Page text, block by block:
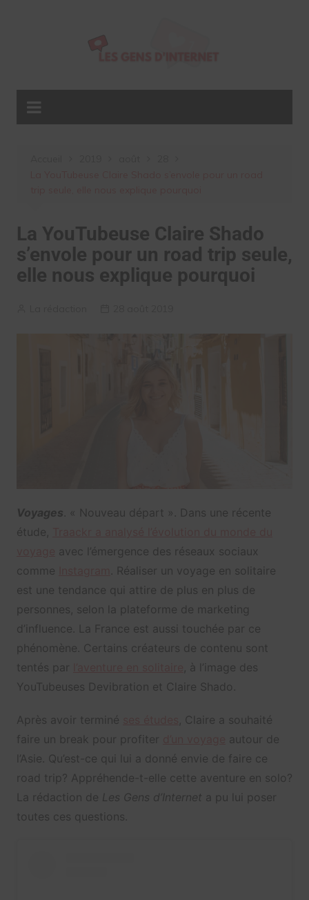
La YouTubeuse Claire Shado
s’envole pour un road trip seule,
elle nous explique pourquoi
Voyages . « Nouveau départ ». Dans une récente
étude,
avec l’émergence des réseaux sociaux
comme
. Réaliser un voyage en solitaire
est une tendance qui attire de plus en plus de
personnes, selon la plateforme de marketing
d’influence. La France est aussi touchée par ce
phénomène. Certains créateurs de contenu sont
tentés par
, à l’image des
YouTubeuses Devibration et Claire Shado.
Après avoir terminé
, Claire a souhaité
faire un break pour profiter
autour de
l’Asie. Qu’est-ce qui lui a donné envie de faire ce
road trip? Appréhende-t-elle cette aventure en solo?
La rédaction de Les Gens d’Internet a pu lui poser
toutes ces questions.